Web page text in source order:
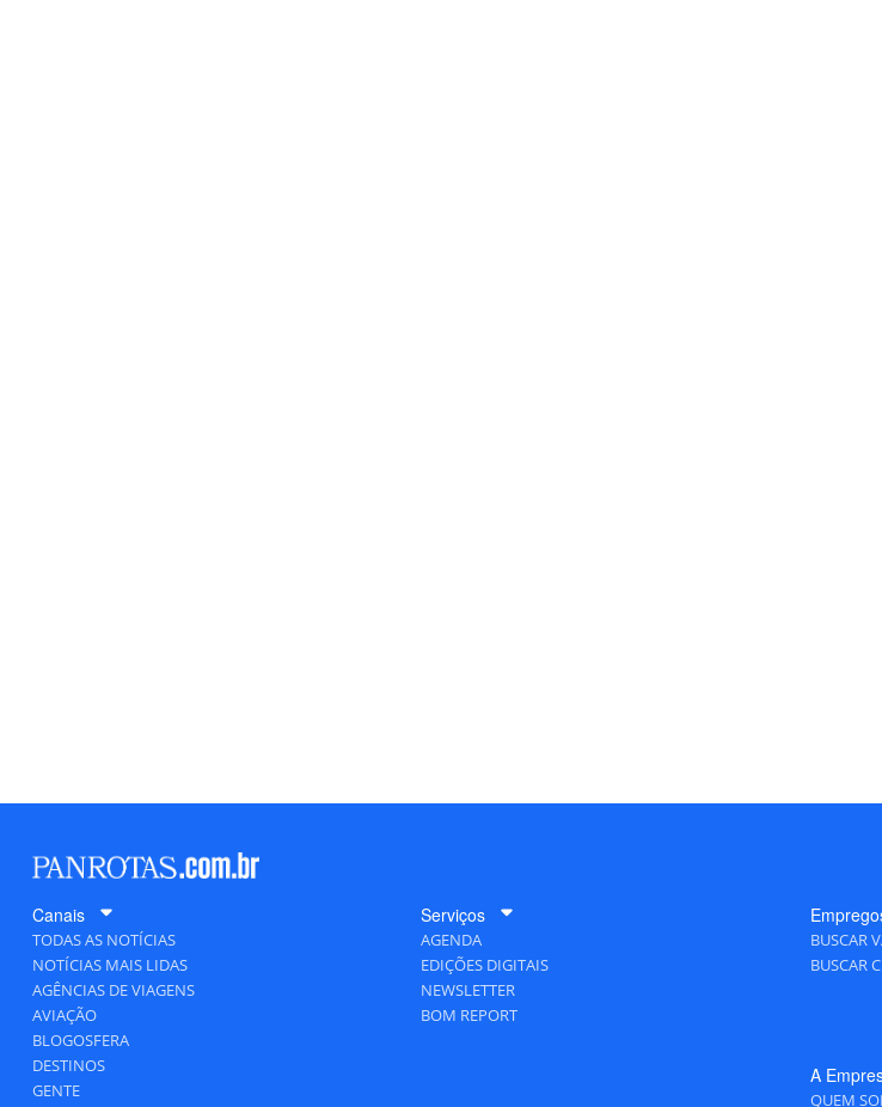
Canais
TODAS AS NOTÍCIAS
NOTÍCIAS MAIS LIDAS
AGÊNCIAS DE VIAGENS
AVIAÇÃO
BLOGOSFERA
DESTINOS
GENTE
Serviços
AGENDA
EDIÇÕES DIGITAIS
NEWSLETTER
BOM REPORT
BUSCAR
BUSCAR
A
QUEM